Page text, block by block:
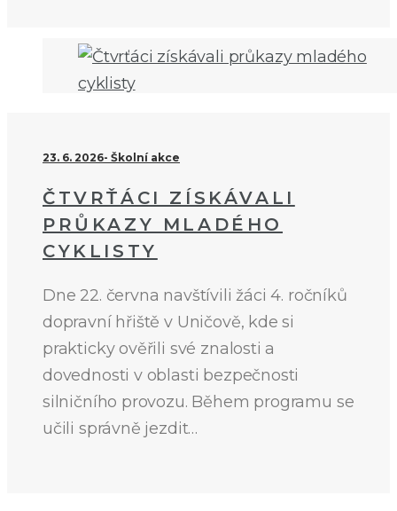
23. 6. 2026 Školní akce
ČTVRŤÁCI ZÍSKÁVALI
PRŮKAZY MLADÉHO
CYKLISTY
Dne 22. června navštívili žáci 4. ročníků
dopravní hřiště v Uničově, kde si
prakticky ověřili své znalosti a
dovednosti v oblasti bezpečnosti
silničního provozu. Během programu se
učili správně jezdit…